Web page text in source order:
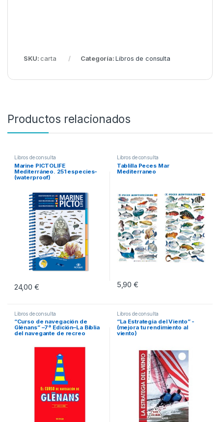
SKU: carta Categoría:Libros de consulta
Productos relacionados
Libros de consulta
Marine PICTOLIFE
Mediterráneo. 251 especies-
(waterproof)
24,00 €
Libros de consulta
Tablilla Peces Mar
Mediterraneo
5,90€
Este producto tiene múltiples
Libros de consulta
“Curso de navegación de
Glénans” –7ª Edición–La Biblia
del navegante de recreo
Libros de consulta
“La Estrategia del Viento” -
(mejora tu rendimiento al
viento)